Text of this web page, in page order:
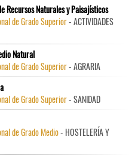
Recursos Naturales y Paisajísticos
de Grado Superior- ACTIVIDADES
Natural
de Grado Superior- AGRARIA
de Grado Superior- SANIDAD
de Grado Medio- HOSTELERÍA Y